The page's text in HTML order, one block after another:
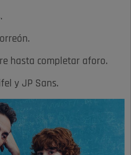
hasta completar aforo.
y JP Sans.